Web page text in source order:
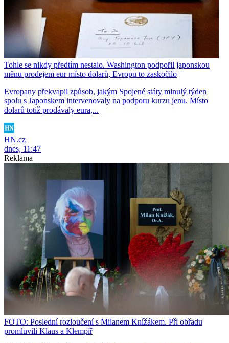
Tohle se nikdy předtím nestalo. Washington podpořil japonskou
měnu prodejem eur místo dolarů, Evropu to zaskočilo
Evropany překvapil způsob, jakým Spojené státy minulý týden
spolu s Japonskem intervenovaly na podporu kurzu jenu. Místo
dolarů totiž prodávaly eura,...
HN.cz
dnes, 11:47
Reklama
FOTO: Poslední rozloučení s Milanem Knížákem. Při obřadu
promluvili Klaus a Klempíř